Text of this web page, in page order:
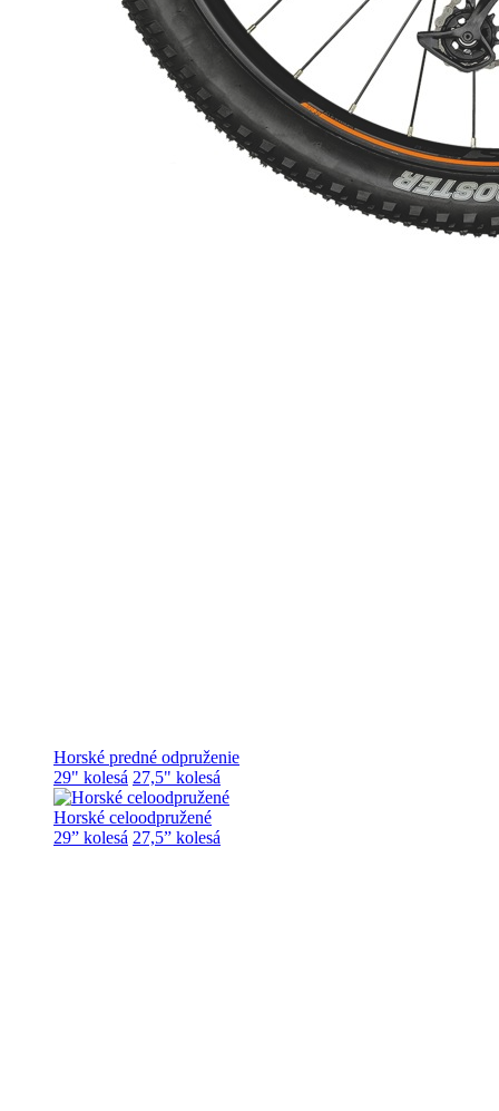
Horské predné odpruženie
29" kolesá 27,5" kolesá
Horské celoodpružené
29” kolesá 27,5” kolesá